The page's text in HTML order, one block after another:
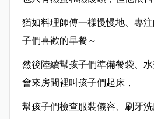
猶如料理師傅一樣慢慢地、專
子們喜歡的早餐～
然後陸續幫孩子們準備餐袋、
會來房間裡叫孩子們起床，
幫孩子們檢查服裝儀容、刷牙